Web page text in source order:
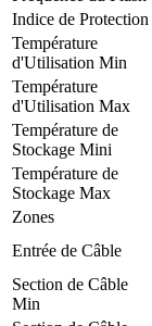
Indice de Protection
Température
d'Utilisation Min
Température
d'Utilisation Max
Température de
Stockage Mini
Température de
Stockage Max
Zones
Entrée de Câble
Section de Câble
Min